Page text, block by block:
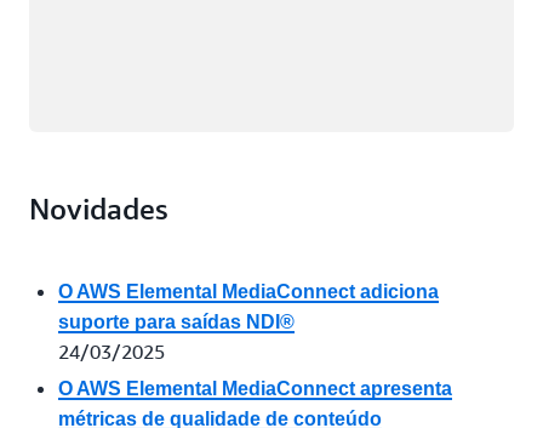
Novidades
O AWS Elemental MediaConnect adiciona
suporte para saídas NDI®
24/03/2025
O AWS Elemental MediaConnect apresenta
métricas de qualidade de conteúdo